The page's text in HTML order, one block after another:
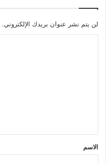
لن يتم نشر عنوان بريدك الإلكتروني.
*
الاسم